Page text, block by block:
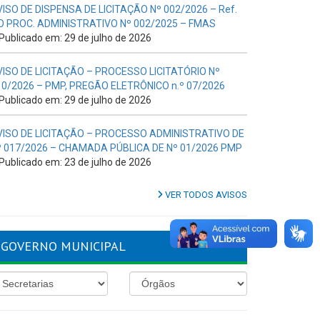
DE DISPENSA DE LICITAÇÃO Nº 002/2026 – Ref.
PROC. ADMINISTRATIVO Nº 002/2025 – FMAS
Publicado em: 29 de julho de 2026
DE LICITAÇÃO – PROCESSO LICITATÓRIO Nº
2026 – PMP, PREGÃO ELETRÔNICO n.º 07/2026
Publicado em: 29 de julho de 2026
DE LICITAÇÃO – PROCESSO ADMINISTRATIVO DE
017/2026 – CHAMADA PÚBLICA DE Nº 01/2026 PMP
Publicado em: 23 de julho de 2026
VER TODOS AVISOS
GOVERNO MUNICIPAL